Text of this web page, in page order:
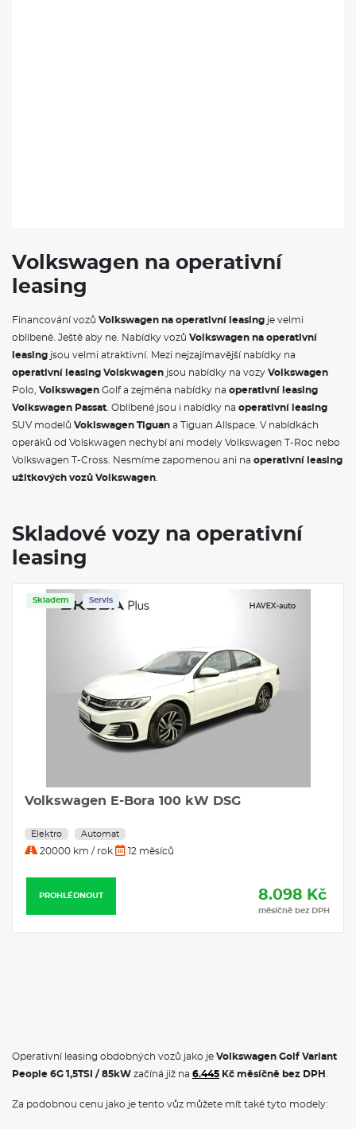
Volkswagen na operativní
leasing
Financování vozů Volkswagen na operativní leasing je velmi
oblíbené. Ještě aby ne. Nabídky vozů Volkswagen na operativní
leasing jsou velmi atraktivní. Mezi nejzajímavější nabídky na
operativní leasing Volskwagen jsou nabídky na vozy Volkswagen
Polo, Volkswagen Golf a zejména nabídky na operativní leasing
Volkswagen Passat. Oblíbené jsou i nabídky na operativní leasing
SUV modelů Voklswagen Tiguan a Tiguan Allspace. V nabídkách
operáků od Volskwagen nechybí ani modely Volkswagen T-Roc nebo
Volkswagen T-Cross. Nesmíme zapomenou ani na operativní leasing
užitkových vozů Volkswagen.
Skladové vozy na operativní
leasing
Skladem Servis
Volkswagen E-Bora 100 kW DSG
Elektro Automat
20000 km / rok 12 měsíců
PROHLÉDNOUT 8.098 Kč
měsíčně bez DPH
Operativní leasing obdobných vozů jako je Volkswagen Golf Variant
People 6G 1,5TSI / 85kW začíná již na 6.445 Kč měsíčně bez DPH .
Za podobnou cenu jako je tento vůz můžete mít také tyto modely: